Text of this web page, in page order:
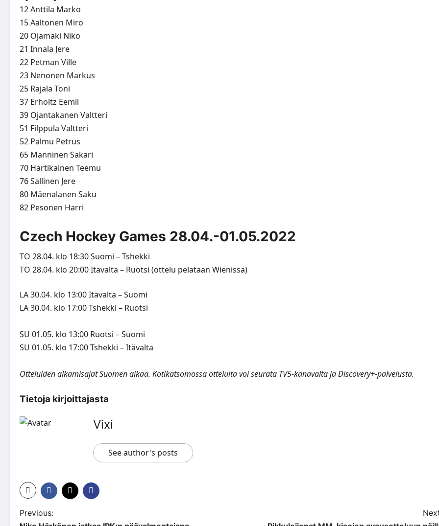
12 Anttila Marko
15 Aaltonen Miro
20 Ojamäki Niko
21 Innala Jere
22 Petman Ville
23 Nenonen Markus
25 Rajala Toni
37 Erholtz Eemil
39 Ojantakanen Valtteri
51 Filppula Valtteri
52 Palmu Petrus
65 Manninen Sakari
70 Hartikainen Teemu
76 Sallinen Jere
80 Mäenalanen Saku
82 Pesonen Harri
Czech Hockey Games 28.04.-01.05.2022
TO 28.04. klo 18:30 Suomi – Tshekki
TO 28.04. klo 20:00 Itävalta – Ruotsi (ottelu pelataan Wienissä)
LA 30.04. klo 13:00 Itävalta – Suomi
LA 30.04. klo 17:00 Tshekki – Ruotsi
SU 01.05. klo 13:00 Ruotsi – Suomi
SU 01.05. klo 17:00 Tshekki – Itävalta
Otteluiden alkamisajat Suomen aikaa. Kotikatsomossa otteluita voi seurata TV5-kanavalta ja Discovery+-palvelusta.
Tietoja kirjoittajasta
Vixi
See author's posts
P
Previous: